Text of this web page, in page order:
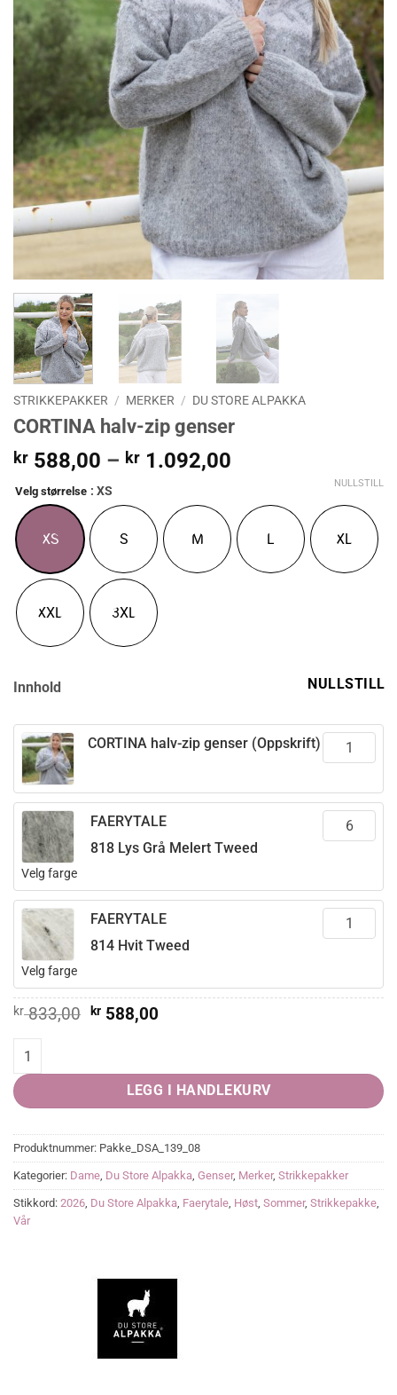
STRIKKEPAKKER / MERKER / DU STORE ALPAKKA
CORTINA halv-zip genser
kr 588,00 – kr 1.092,00
kr 1.092,00
Velg størrelse : XS
XS S M L XL
XXL 3XL
NULLSTILL
Innhold NULLSTILL
CORTINA halv-zip genser (Oppskrift)
Velg farge
FAERYTALE
818 Lys Grå Melert Tweed
Velg farge
FAERYTALE
814 Hvit Tweed
kr833,00 Opprinnelig
kr588,00Nåværende
CORTINA halv-zip genser quantity
LEGG I HANDLEKURV
Produktnummer: Pakke_DSA_139_08
Kategorier: Dame, Du Store Alpakka, Genser, Merker, Strikkepakker
Stikkord: 2026, Du Store Alpakka, Faerytale, Høst, Sommer, Strikkepakke,
Vår